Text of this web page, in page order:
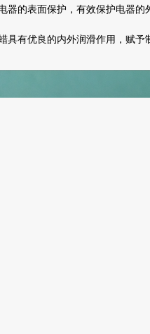
器的表面保护，有效保护电器的
有优良的内外润滑作用，赋予